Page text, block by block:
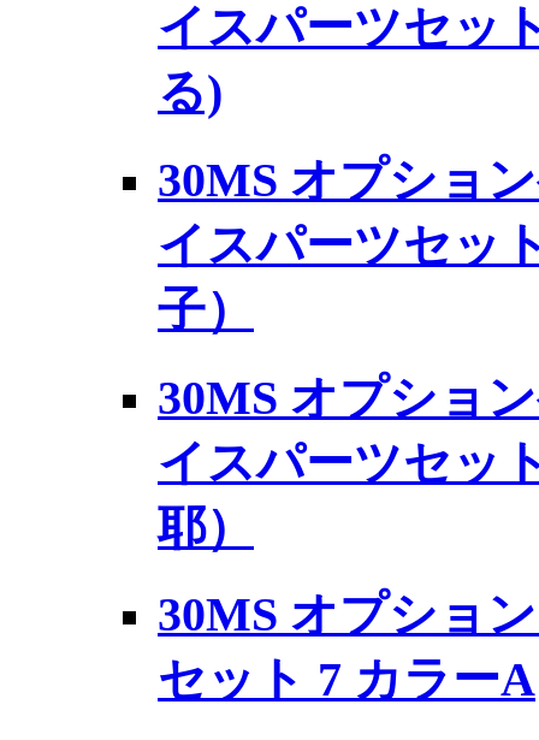
イスパーツセッ
る)
30MS オプショ
イスパーツセッ
子）
30MS オプショ
イスパーツセッ
耶）
30MS オプショ
セット 7 カラーA